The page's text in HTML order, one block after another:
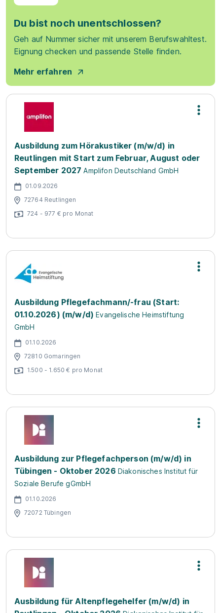
Du bist noch unentschlossen?
Geh auf Nummer sicher mit unserem Berufswahltest.
Eignung checken und passende Stelle finden.
Mehr erfahren
Ausbildung zum Hörakustiker (m/w/d) in
Reutlingen mit Start zum Februar, August oder
September 2027 Amplifon Deutschland GmbH
01.09.2026
72764 Reutlingen
724 - 977 € pro Monat
Ausbildung Pflegefachmann/-frau (Start:
01.10.2026) (m/w/d) Evangelische Heimstiftung
GmbH
01.10.2026
72810 Gomaringen
1.500 - 1.650 € pro Monat
Ausbildung zur Pflegefachperson (m/w/d) in
Tübingen - Oktober 2026 Diakonisches Institut für
Soziale Berufe gGmbH
01.10.2026
72072 Tübingen
Ausbildung für Altenpflegehelfer (m/w/d) in